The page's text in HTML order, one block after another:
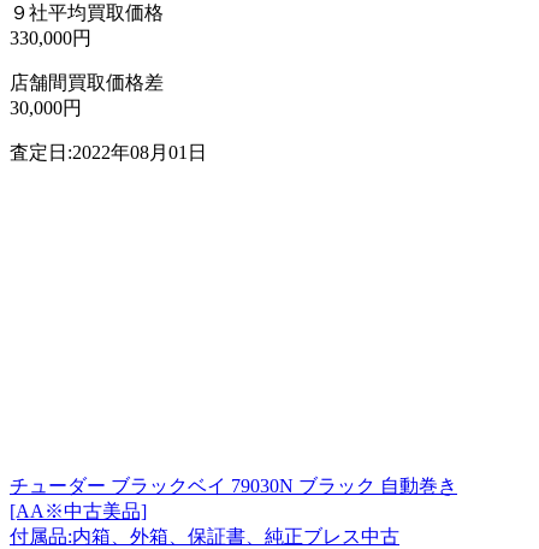
９社平均買取価格
330,000円
店舗間買取価格差
30,000円
査定日:2022年08月01日
チューダー ブラックベイ 79030N ブラック 自動巻き
[AA※中古美品]
付属品:内箱、外箱、保証書、純正ブレス中古